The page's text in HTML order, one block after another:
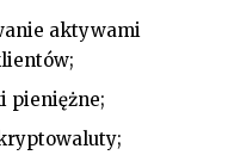
aktywami
pieniężne;